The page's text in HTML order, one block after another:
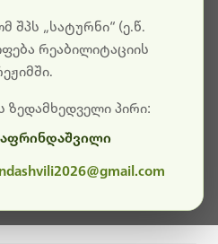
განახლება და ტექნიკური
იქნება. გმადლობთ
შპს „სატურნი“ (ე.წ.
რეაბილიტაციის
ზედამხედველი პირი: